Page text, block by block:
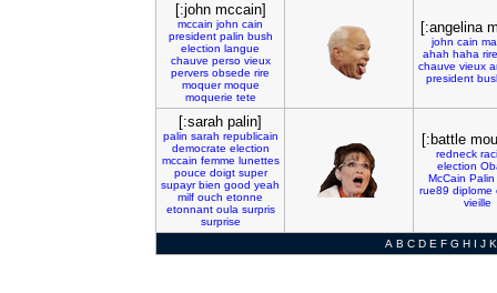
[:john mccain]
mccain john cain
president palin bush
election langue
chauve perso vieux
pervers obsede rire
moquer moque
moquerie tete
[:angelina
john cain
ahah haha rire
chauve vieux
president
[:sarah palin]
palin sarah republicain
democrate election
mccain femme lunettes
pouce doigt super
supayr bien good yeah
milf ouch etonne
etonnant oula surpris
surprise
[:battle
redneck
election
McCain Palin
rue89 diplome
vieille
A B C D E F G H I J K